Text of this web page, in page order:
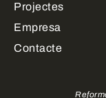
Projectes
Empresa
Contacte